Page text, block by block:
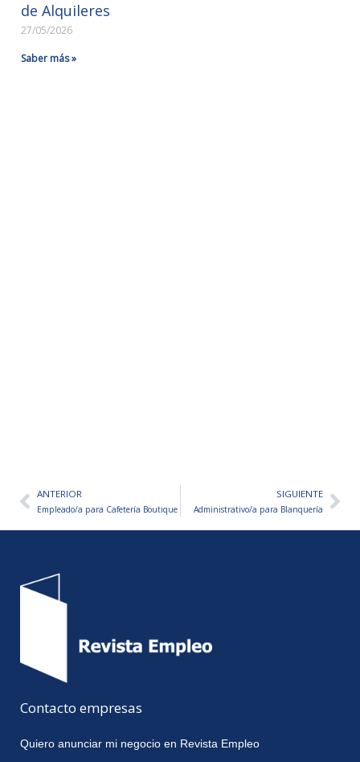
de Alquileres
27/05/2026
Saber más »
AntANTERIOR
Empleado/a para Cafetería Boutique
SIGUIENTE
Administrativo/a para Blanquería
Contacto empresas
Quiero anunciar mi negocio en Revista Empleo